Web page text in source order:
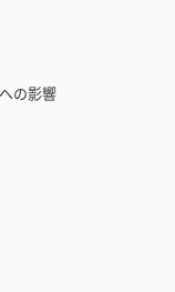
の影響